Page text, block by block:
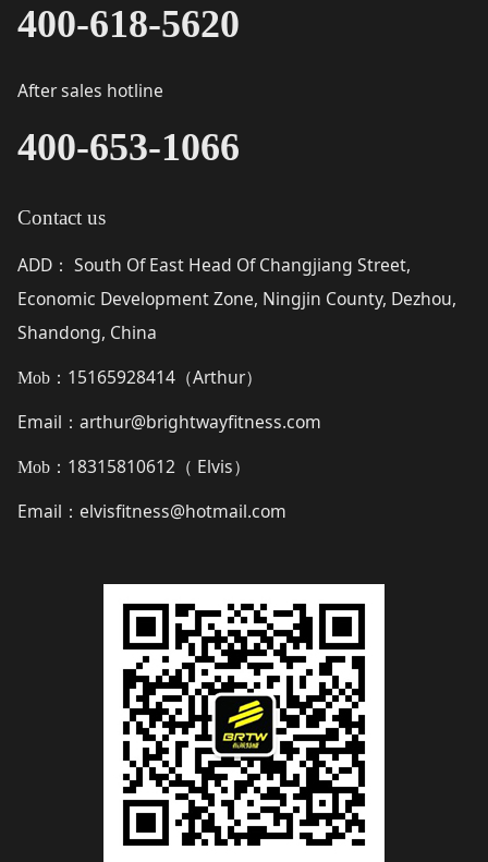
400-618-5620
After sales hotline
400-653-1066
Contact us
ADD：
South Of East Head Of Changjiang Street,
Economic Development Zone, Ningjin County, Dezhou,
Shandong, China
Mob： 15165928414（Arthur）
Email ： arthur@brightwayfitness.com
Mob： 18315810612（ Elvis）
Email ： elvisfitness@hotmail.com